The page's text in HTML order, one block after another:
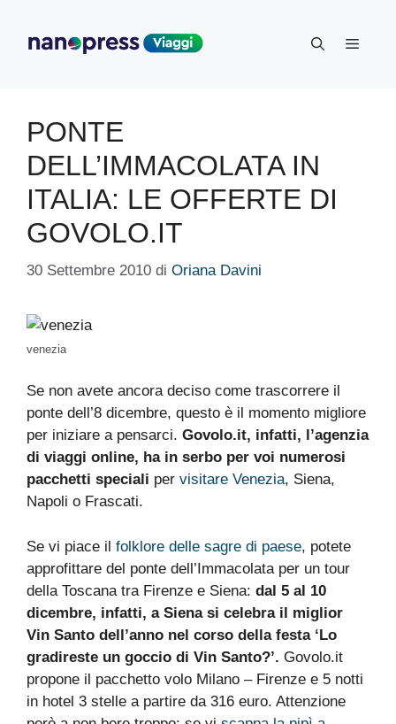
contenuto
Menu
PONTE
DELL’IMMACOLATA IN
ITALIA: LE OFFERTE DI
GOVOLO.IT
30 Settembre 2010 di Oriana Davini
venezia
Se non avete ancora deciso come trascorrere il
ponte dell’8 dicembre, questo è il momento migliore
per iniziare a pensarci. Govolo.it, infatti, l’agenzia
di viaggi online, ha in serbo per voi numerosi
pacchetti speciali per visitare Venezia, Siena,
Napoli o Frascati.
Se vi piace il folklore delle sagre di paese, potete
approfittare del ponte dell’Immacolata per un tour
della Toscana tra Firenze e Siena: dal 5 al 10
dicembre, infatti, a Siena si celebra il miglior
Vin Santo dell’anno nel corso della festa ‘Lo
gradireste un goccio di Vin Santo?’. Govolo.it
propone il pacchetto volo Milano – Firenze e 5 notti
in hotel 3 stelle a partire da 316 euro. Attenzione